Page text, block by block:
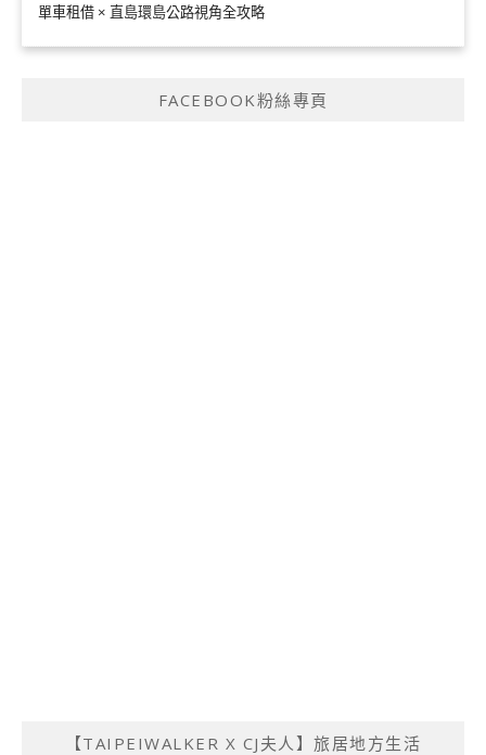
單車租借 × 直島環島公路視角全攻略
FACEBOOK粉絲專頁
【TAIPEIWALKER X CJ夫人】旅居地方生活